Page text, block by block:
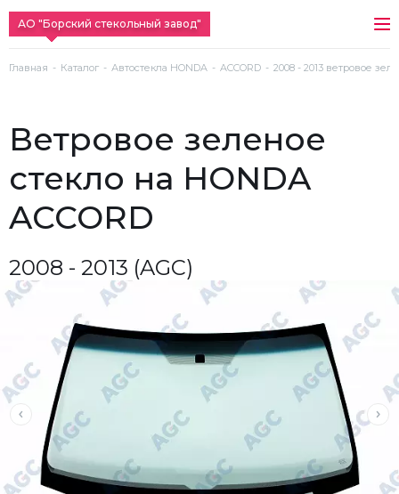
АО "Борский стекольный завод"
Главная Каталог Автостекла HONDA ACCORD 2008 - 2013 ветровое
ветровое зеленое
стекло на HONDA
ACCORD
2008 - 2013 (AGC)